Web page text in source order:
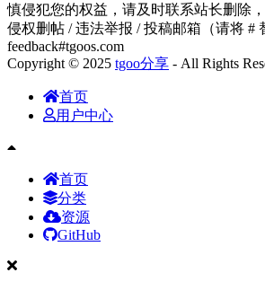
慎侵犯您的权益，请及时联系站长删除，
侵权删帖 / 违法举报 / 投稿邮箱（请将 #
feedback#tgoos.com
Copyright © 2025 tgoo分享 - All Rights
首页
用户中心
首页
分类
资源
GitHub